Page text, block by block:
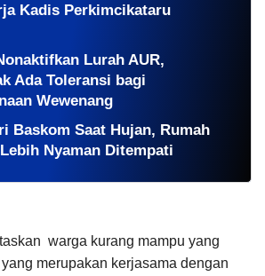
Kadis Perkimcikataru
Lurah AUR,
Ada Toleransi bagi
Wewenang
Baskom Saat Hujan, Rumah
Nyaman Ditempati
warga kurang mampu yang
merupakan kerjasama dengan